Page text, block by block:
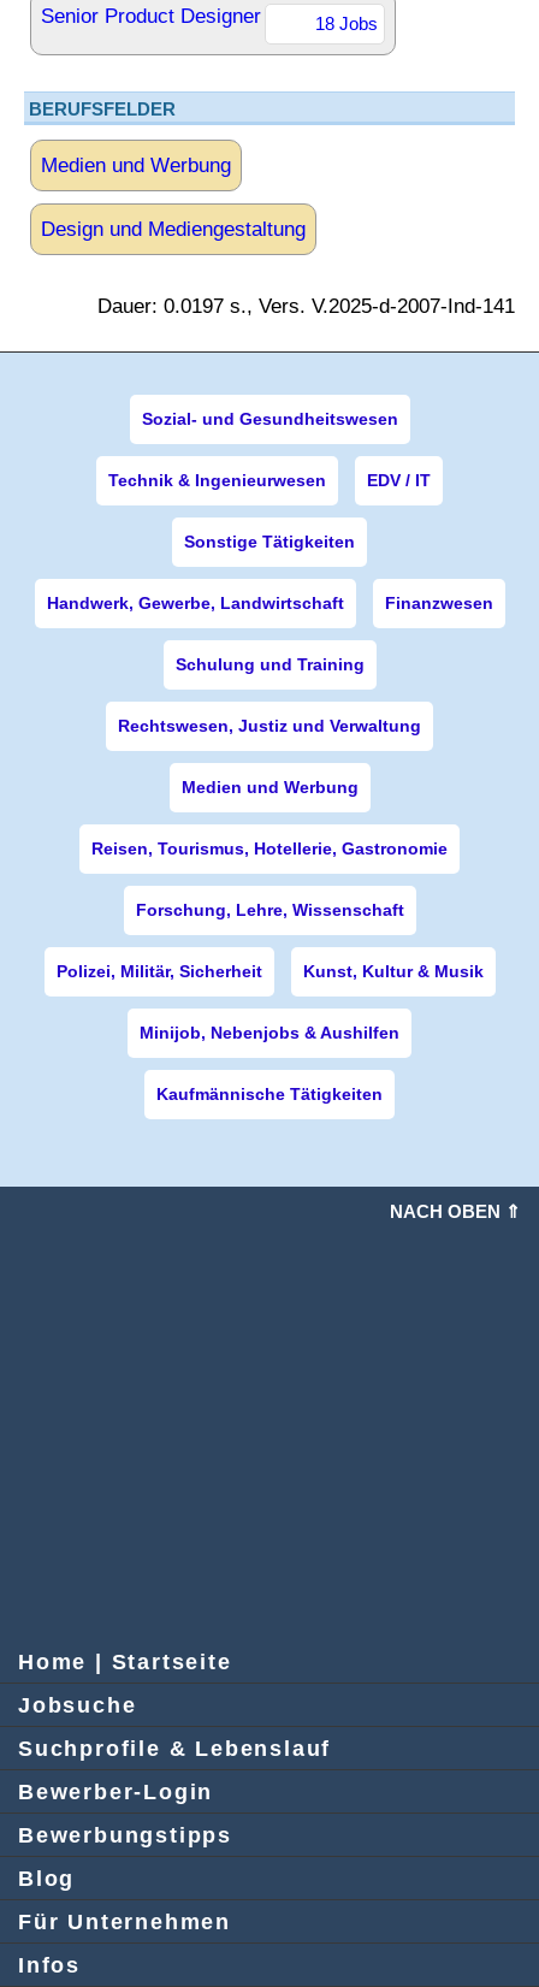
Senior Product Designer 18 Jobs
BERUFSFELDER
Medien und Werbung
Design und Mediengestaltung
Dauer: 0.0197 s., Vers. V.2025-d-2007-Ind-141
Sozial- und Gesundheitswesen
Technik & Ingenieurwesen EDV / IT
Sonstige Tätigkeiten
Handwerk, Gewerbe, Landwirtschaft Finanzwesen
Schulung und Training
Rechtswesen, Justiz und Verwaltung
Medien und Werbung
Reisen, Tourismus, Hotellerie, Gastronomie
Forschung, Lehre, Wissenschaft
Polizei, Militär, Sicherheit Kunst, Kultur & Musik
Minijob, Nebenjobs & Aushilfen
Kaufmännische Tätigkeiten
NACH OBEN ⇑
Home | Startseite
Jobsuche
Suchprofile & Lebenslauf
Bewerber-Login
Bewerbungstipps
Blog
Für Unternehmen
Infos